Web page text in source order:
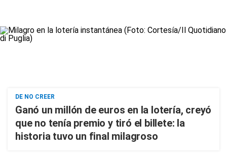
DE NO CREER
Ganó un millón de euros en la lotería, creyó
que no tenía premio y tiró el billete: la
historia tuvo un final milagroso